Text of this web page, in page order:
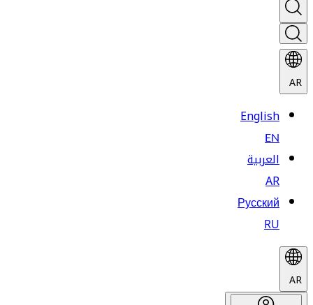
AR
English
EN
العربية
AR
Русский
RU
AR